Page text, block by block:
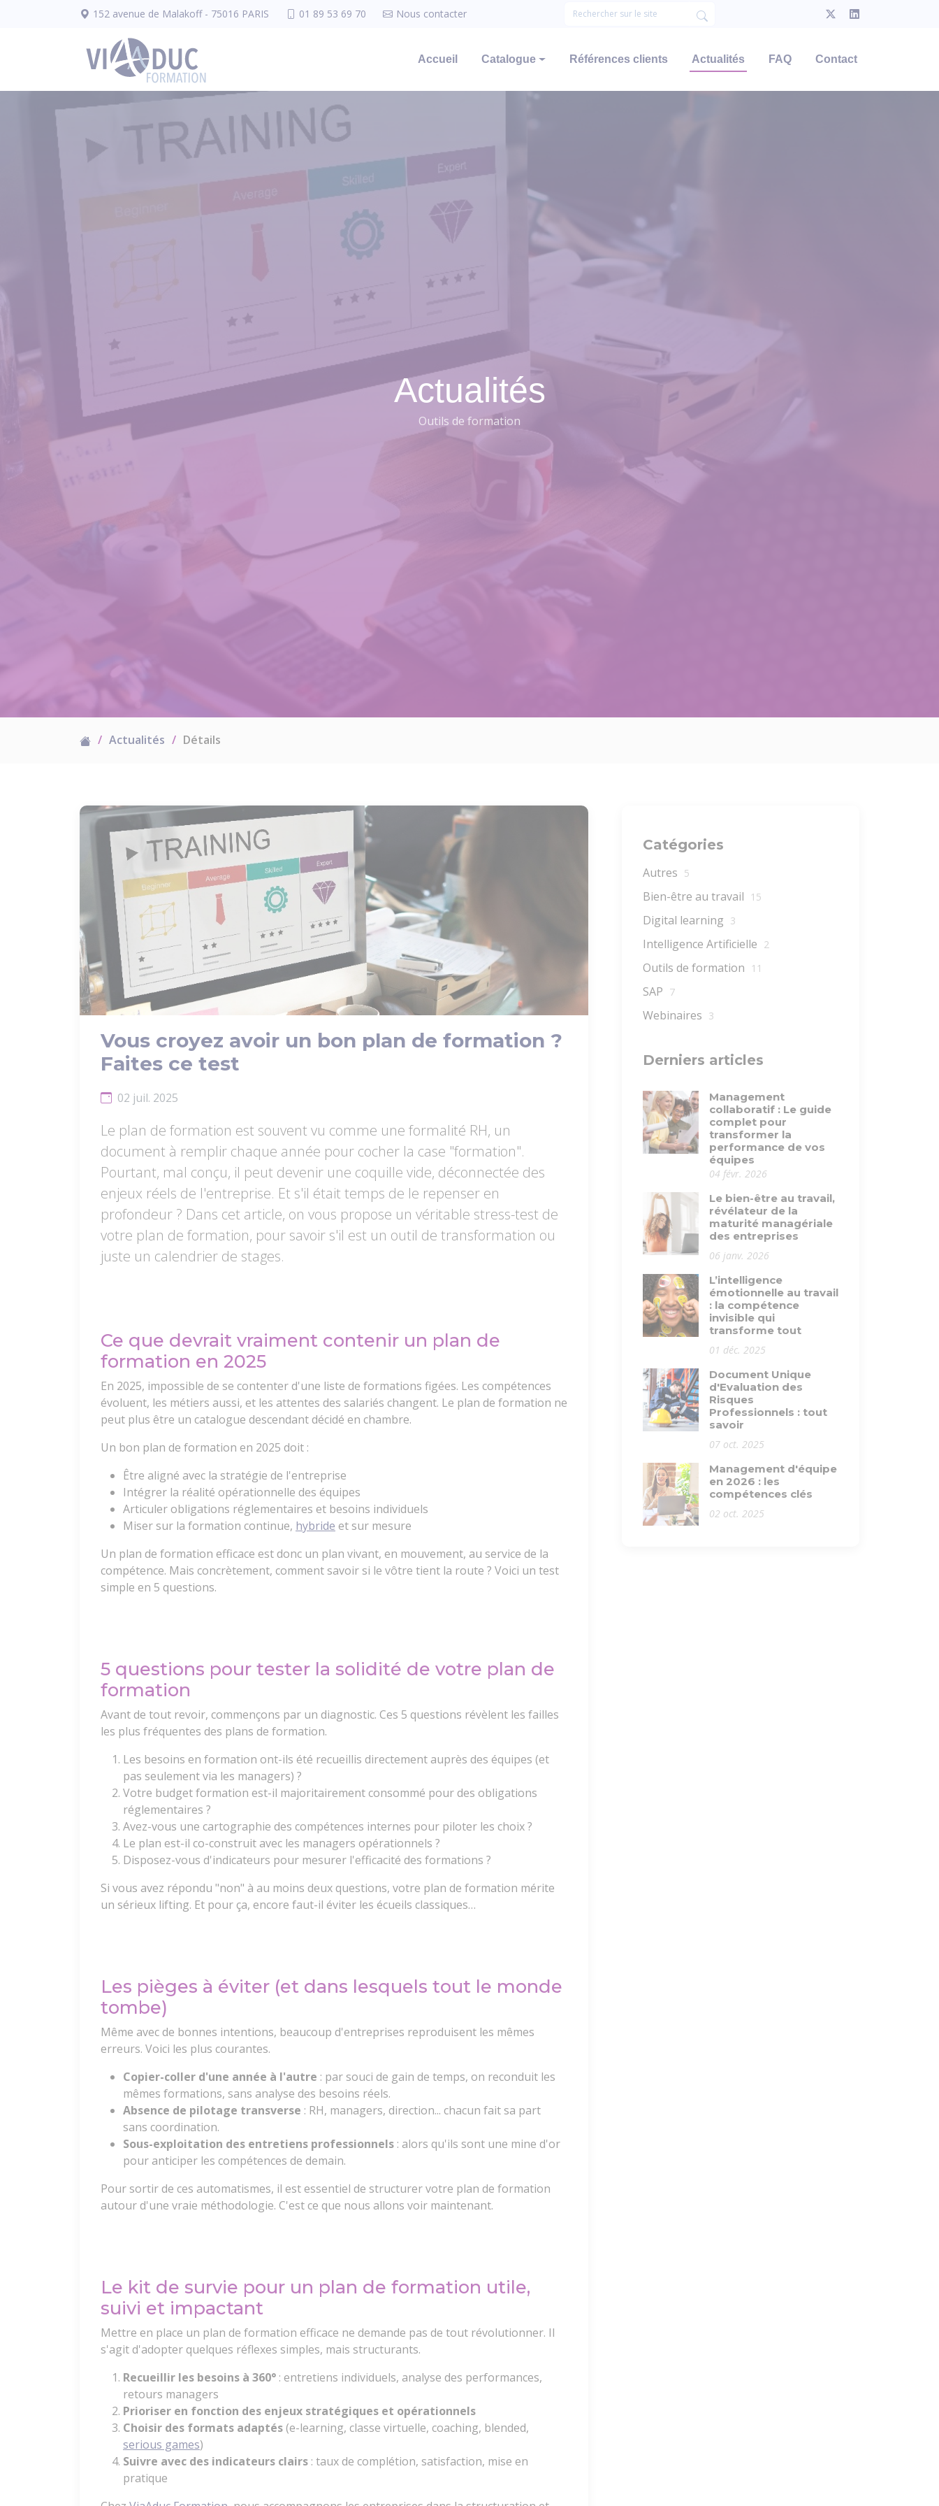
152 avenue de Malakoff - 75016 PARIS 01 89 53 69 70 Nous contacter
Accueil Catalogue Références clients Actualités FAQ Contact
Actualités
Outils de formation
Actualités Détails
Vous croyez avoir un bon plan de formation ?
Faites ce test
02 juil. 2025
Le plan de formation est souvent vu comme une formalité RH, un
document à remplir chaque année pour cocher la case "formation".
Pourtant, mal conçu, il peut devenir une coquille vide, déconnectée des
enjeux réels de l'entreprise. Et s'il était temps de le repenser en
profondeur ? Dans cet article, on vous propose un véritable stress-test de
votre plan de formation, pour savoir s'il est un outil de transformation ou
juste un calendrier de stages.
Ce que devrait vraiment contenir un plan de
formation en 2025
En 2025, impossible de se contenter d'une liste de formations figées. Les compétences
évoluent, les métiers aussi, et les attentes des salariés changent. Le plan de formation ne
peut plus être un catalogue descendant décidé en chambre.
Un bon plan de formation en 2025 doit :
Être aligné avec la stratégie de l'entreprise
Intégrer la réalité opérationnelle des équipes
Articuler obligations réglementaires et besoins individuels
Miser sur la formation continue, hybride et sur mesure
Un plan de formation efficace est donc un plan vivant, en mouvement, au service de la
compétence. Mais concrètement, comment savoir si le vôtre tient la route ? Voici un test
simple en 5 questions.
5 questions pour tester la solidité de votre plan de
formation
Avant de tout revoir, commençons par un diagnostic. Ces 5 questions révèlent les failles
les plus fréquentes des plans de formation.
Les besoins en formation ont-ils été recueillis directement auprès des équipes (et
pas seulement via les managers) ?
Votre budget formation est-il majoritairement consommé pour des obligations
réglementaires ?
Avez-vous une cartographie des compétences internes pour piloter les choix ?
Le plan est-il co-construit avec les managers opérationnels ?
Disposez-vous d'indicateurs pour mesurer l'efficacité des formations ?
Si vous avez répondu "non" à au moins deux questions, votre plan de formation mérite
un sérieux lifting. Et pour ça, encore faut-il éviter les écueils classiques…
Les pièges à éviter (et dans lesquels tout le monde
tombe)
Même avec de bonnes intentions, beaucoup d'entreprises reproduisent les mêmes
erreurs. Voici les plus courantes.
Copier-coller d'une année à l'autre : par souci de gain de temps, on reconduit les
mêmes formations, sans analyse des besoins réels.
Absence de pilotage transverse : RH, managers, direction... chacun fait sa part
sans coordination.
Sous-exploitation des entretiens professionnels : alors qu'ils sont une mine d'or
pour anticiper les compétences de demain.
Pour sortir de ces automatismes, il est essentiel de structurer votre plan de formation
autour d'une vraie méthodologie. C'est ce que nous allons voir maintenant.
Le kit de survie pour un plan de formation utile,
suivi et impactant
Mettre en place un plan de formation efficace ne demande pas de tout révolutionner. Il
s'agit d'adopter quelques réflexes simples, mais structurants.
Recueillir les besoins à 360° : entretiens individuels, analyse des performances,
retours managers
Prioriser en fonction des enjeux stratégiques et opérationnels
Choisir des formats adaptés (e-learning, classe virtuelle, coaching, blended,
serious games)
Suivre avec des indicateurs clairs : taux de complétion, satisfaction, mise en
pratique
Catégories
Autres 5
Bien-être au travail 15
Digital learning 3
Intelligence Artificielle 2
Outils de formation 11
SAP 7
Webinaires 3
Derniers articles
Management
collaboratif : Le guide
complet pour
transformer la
performance de vos
équipes
04 févr. 2026
Le bien-être au travail,
révélateur de la
maturité managériale
des entreprises
06 janv. 2026
L’intelligence
émotionnelle au travail
: la compétence
invisible qui
transforme tout
01 déc. 2025
Document Unique
d'Evaluation des
Risques
Professionnels : tout
savoir
07 oct. 2025
Management d'équipe
en 2026 : les
compétences clés
02 oct. 2025
Panneau de gestion des cookies